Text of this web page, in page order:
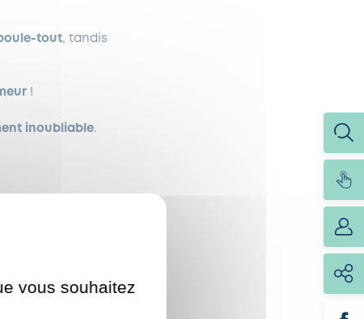
tout, tandis
!
inoubliable.
vous souhaitez